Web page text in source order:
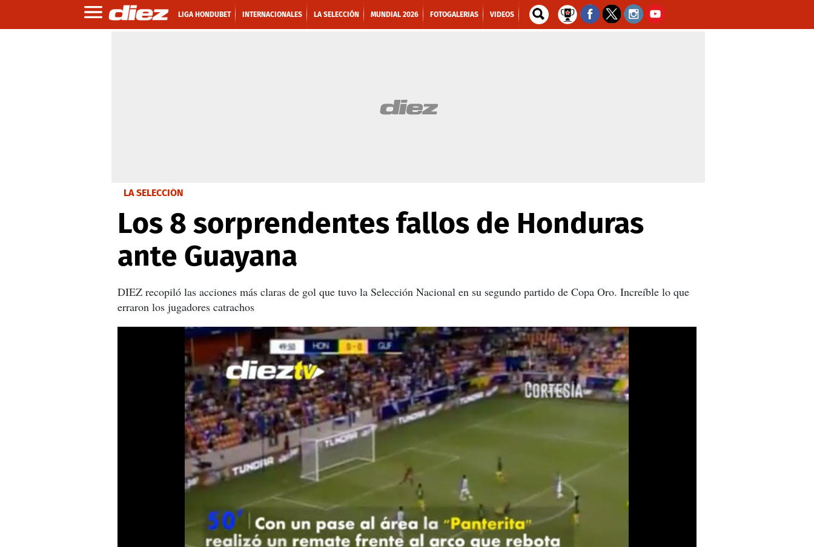
LIGA HONDUBET INTERNACIONALES LA SELECCIÓN MUNDIAL 2026 FOTOGALERIAS VIDEOS
LA SELECCIÓN
Los 8 sorprendentes fallos de Honduras
ante Guayana
DIEZ recopiló las acciones más claras de gol que tuvo la Selección Nacional en su segundo partido de Copa Oro. Increíble lo que
erraron los jugadores catrachos